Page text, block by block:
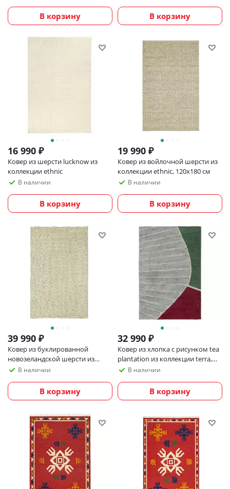
В корзину В корзину
16 990 ₽
Ковер из шерсти lucknow из
коллекции ethnic
В наличии
В корзину
19 990 ₽
Ковер из войлочной шерсти из
коллекции ethnic, 120х180 см
В наличии
В корзину
39 990 ₽
Ковер из буклированной
новозеландской шерсти из
коллекции ethnic, 160х230 см
В наличии
В корзину
32 990 ₽
Ковер из хлопка с рисунком tea
plantation из коллекции terra,
160х230 см
В наличии
В корзину